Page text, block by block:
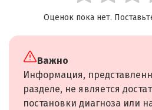
Оценок пока нет.
Важно
Информация,
разделе, не является
постановки диагноза или